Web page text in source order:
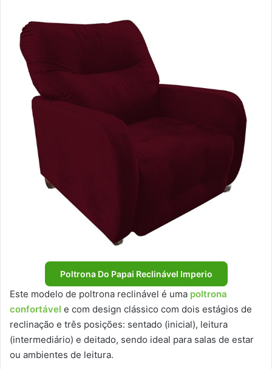
Poltrona Do Papai Reclinável Imperio
Este modelo de poltrona reclinável é uma poltrona
confortável e com design clássico com dois estágios de
reclinação e três posições: sentado (inicial), leitura
(intermediário) e deitado, sendo ideal para salas de estar
ou ambientes de leitura.